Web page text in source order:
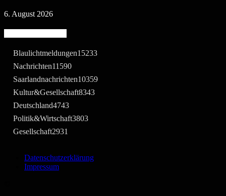
6. August 2026
Blaulichtmeldungen15233
Nachrichten11590
Saarlandnachrichten10359
Kultur&Gesellschaft8343
Deutschland4743
Politik&Wirtschaft3803
Gesellschaft2931
Datenschutzerklärung
Impressum